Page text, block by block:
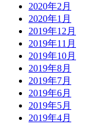
2020年2月
2020年1月
2019年12月
2019年11月
2019年10月
2019年8月
2019年7月
2019年6月
2019年5月
2019年4月